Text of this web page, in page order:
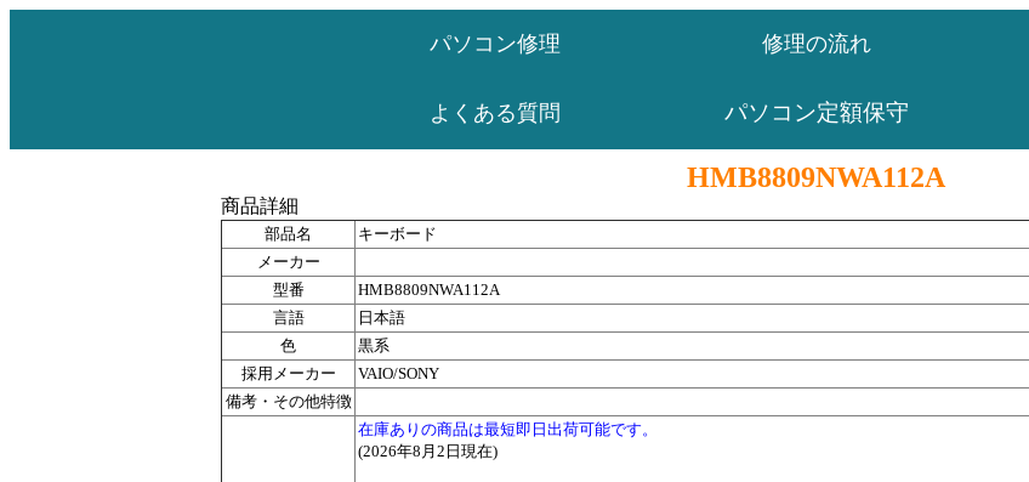
パソコン修理 修理の流れ
よくある質問 パソコン定額保守
HMB8809NWA112A
商品詳細
部品名
キーボード
メーカー
型番
HMB8809NWA112A
言語
日本語
色
黒系
採用メーカー
VAIO/SONY
備考・その他特徴
在庫ありの商品は最短即日出荷可能です。
(2026年8月2日現在)